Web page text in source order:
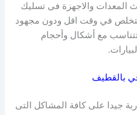
المعدات والاجهزة فى تسليك
في وقت اقل ودون مجهود
مع أشكال وأحجام
بالقطيف
جيدا على كافة المشاكل التى